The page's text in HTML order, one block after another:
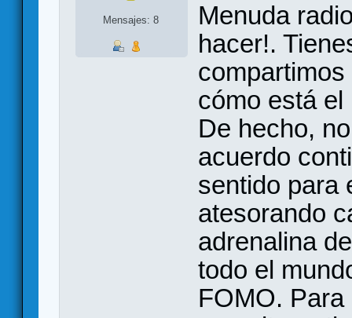
Mensajes: 8
Menuda
hacer!.
cómo está el
De hecho,
acuerdo
sentido para
atesorando
adrenalina
todo el
FOMO.